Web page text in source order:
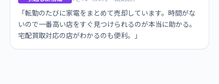
「転勤のたびに家電をまとめて売却しています。時間がな
いので一番高い店をすぐ見つけられるのが本当に助かる。
宅配買取対応の店がわかるのも便利。」